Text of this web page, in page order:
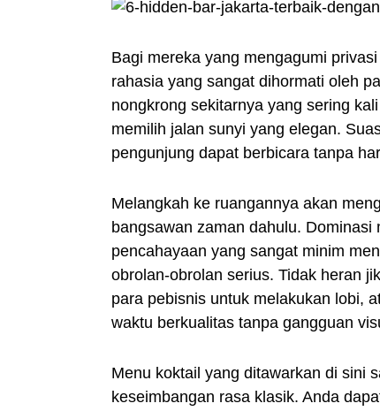
Bagi mereka yang mengagumi
rahasia yang sangat dihormati oleh
nongkrong sekitarnya yang sering
memilih jalan sunyi yang elegan.
pengunjung dapat berbicara tanpa
Melangkah ke ruangannya akan
bangsawan zaman dahulu.
pencahayaan yang sangat minim
obrolan-obrolan serius. Tidak heran
para pebisnis untuk melakukan lobi,
waktu berkualitas tanpa gangguan
Menu koktail yang ditawarkan di sini
keseimbangan rasa klasik. Anda